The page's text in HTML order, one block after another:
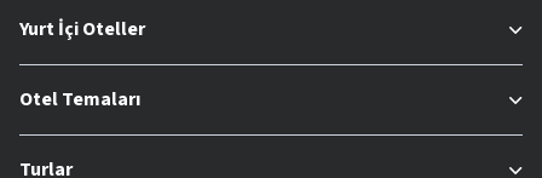
Yurt İçi Oteller
Otel Temaları
Turlar